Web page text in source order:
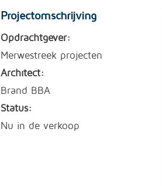
Projectomschrijving
Opdrachtgever:
Merwestreek projecten
Architect:
Brand BBA
Status:
Nu in de verkoop